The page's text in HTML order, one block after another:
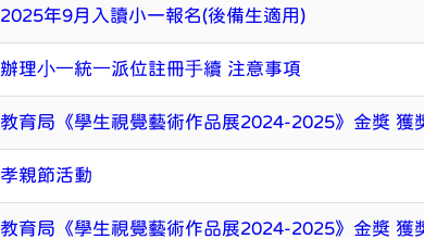
2025年9月入讀小一報名(後備生適用)
辦理⼩⼀統⼀派位註冊⼿續 注意事項
教育局《學生視覺藝術作品展2024-2025》金獎 獲
孝親節活動
教育局《學生視覺藝術作品展2024-2025》金獎 獲